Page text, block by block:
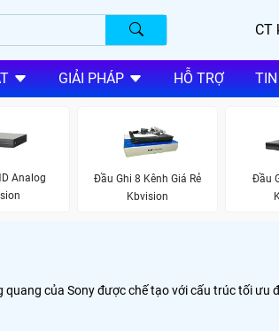
CT
GIẢI PHÁP HỖ TRỢ
Analog
Đầu Ghi 8 Kênh Giá Rẻ
Kbvision
Đầu
của Sony được chế tạo với cấu trúc tối